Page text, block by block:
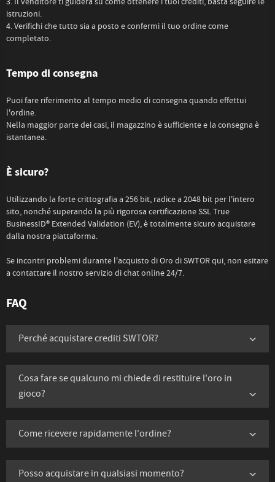
istruzioni.
4. Verifichi che tutto sia a posto e confermi il tuo ordine come
completato.
Tempo di consegna
Puoi fare riferimento al tempo medio di consegna quando effettui
l'ordine.
Nella maggior parte dei casi, il magazzino è sufficiente e la consegna è
istantanea.
È sicuro?
Utilizzando la forte crittografia a 256 bit, radice a 2048 bit per l'intero
sito, nonché superando la più rigorosa certificazione SSL True
BusinessID® Extended Validation (EV), è totalmente sicuro acquistare
dalla nostra piattaforma.
Se incontri problemi durante l'acquisto di Oro di SWTOR qui, non esitare
a contattare il nostro servizio di chat online 24/7.
FAQ
Perché acquistare crediti SWTOR?
Cosa fare se qualcuno mi chiede di restituire l'oro in
gioco?
Come ricevere rapidamente l'ordine?
Posso acquistare in qualsiasi momento?